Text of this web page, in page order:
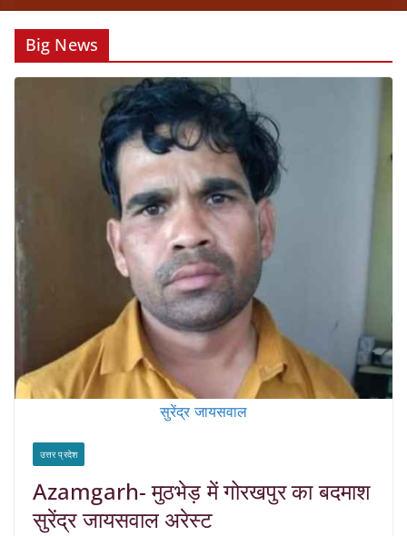
Big News
सुरेंद्र जायसवाल
उत्तर प्रदेश
Azamgarh- मुठभेड़ में गोरखपुर का बदमाश
सुरेंद्र जायसवाल अरेस्ट